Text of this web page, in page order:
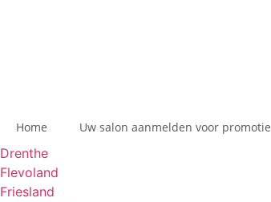
Home Uw salon aanmelden voor promotie
Drenthe
Flevoland
Friesland